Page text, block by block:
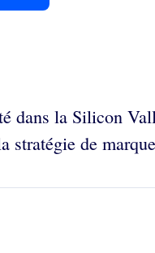
la Silicon
stratégie de